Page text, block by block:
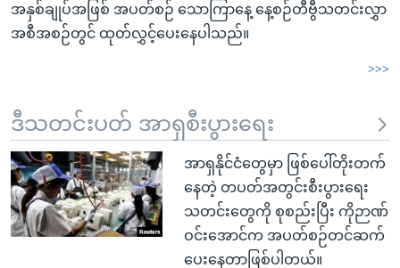
အနှစ်ချုပ်အဖြစ် အပတ်စဉ် သောကြာနေ့ နေ့စဉ်တီဗွီသတင်းလွှာ
အစီအစဉ်တွင် ထုတ်လွှင့်ပေးနေပါသည်။
>>>
ဒီသတင်းပတ် အာရှစီးပွားရေး
အာရှနိုင်ငံတွေမှာ ဖြစ်ပေါ်တိုးတက်
နေတဲ့ တပတ်အတွင်းစီးပွားရေး
သတင်းတွေကို စုစည်းပြီး ကိုဉာဏ်
ဝင်းအောင်က အပတ်စဉ်တင်ဆက်
ပေးနေတာဖြစ်ပါတယ်။